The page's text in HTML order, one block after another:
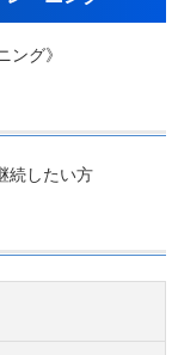
ング》
続したい方